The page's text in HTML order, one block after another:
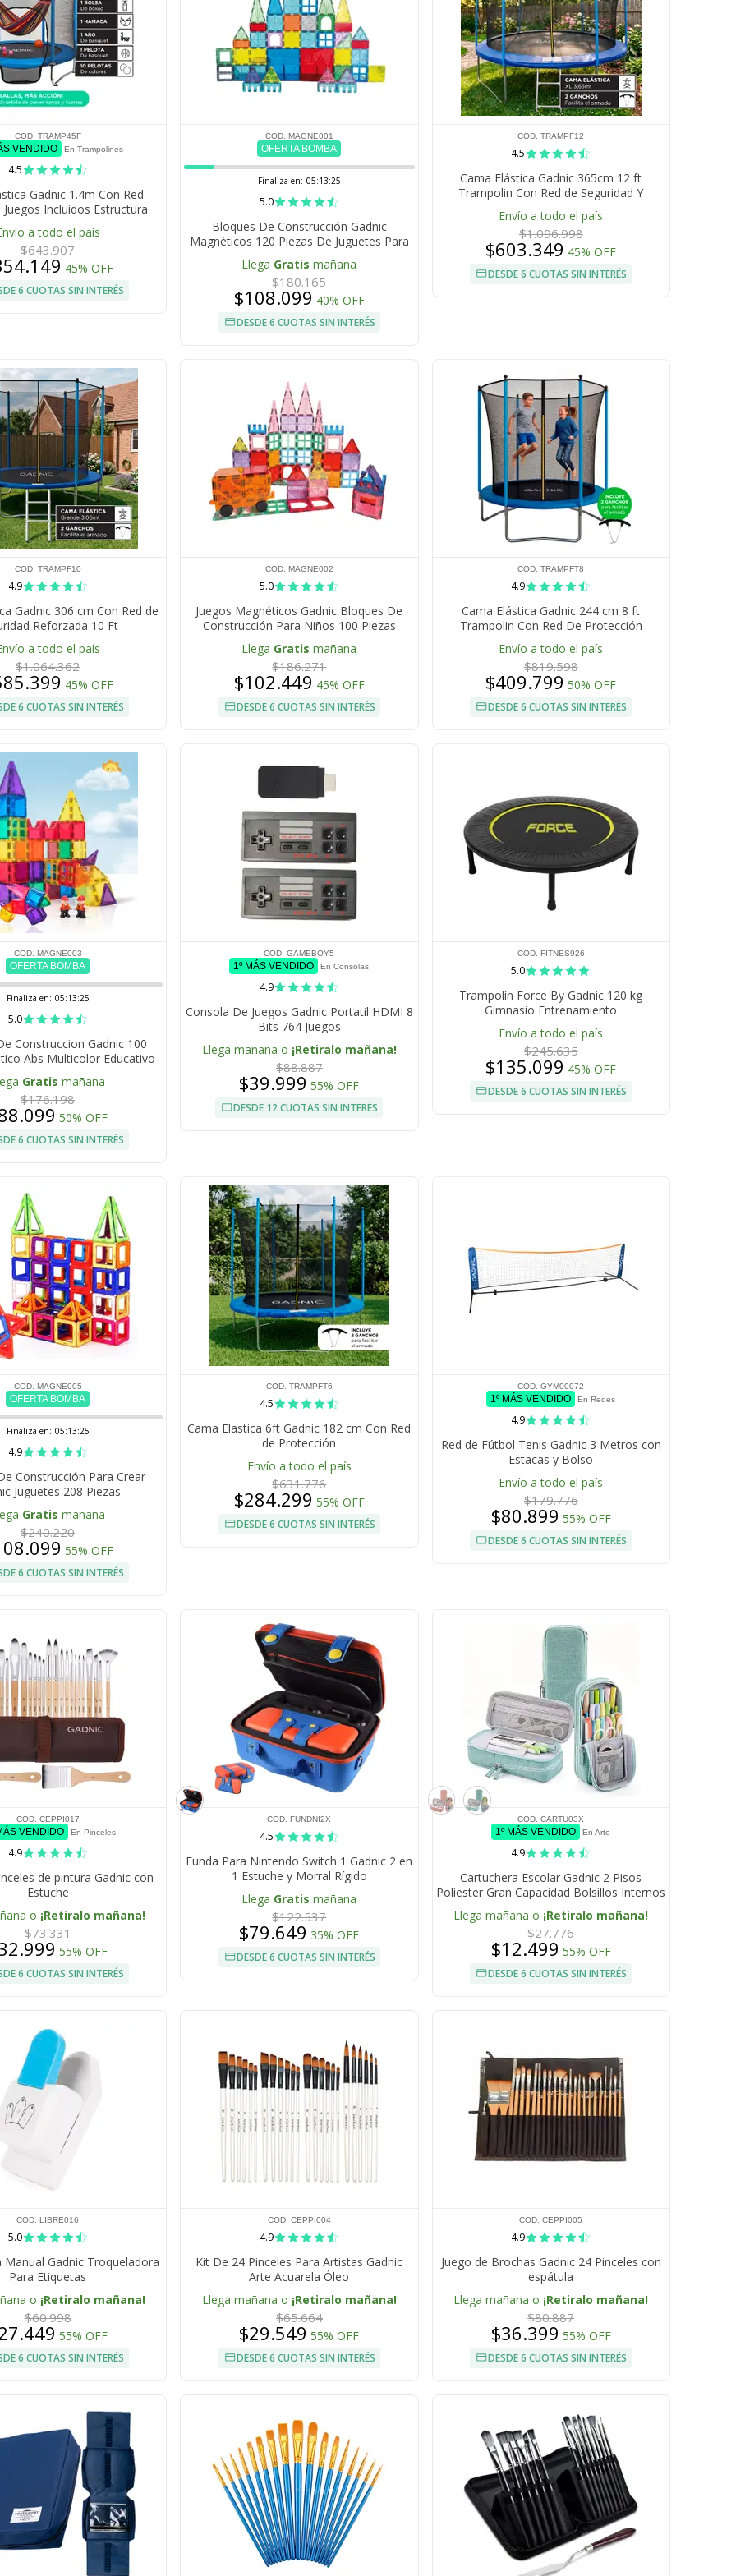
COD. TRAMP45F
VENDIDO En Trampolines
4.5
Gadnic 1.4m Con Red
Juegos Incluidos Estructura
Hasta 100kg Interior
a todo el país
$643.907
45% OFF
6 CUOTAS SIN INTERÉS
COD. MAGNE001
OFERTA BOMBA
Finaliza en: 05:13:24
5.0
Bloques De Construcción Gadnic
Magnéticos 120 Piezas De Juguetes Para
Niños
Llega Gratis mañana
$180.165
$108.099 40% OFF
DESDE 6 CUOTAS SIN INTERÉS
COD. TRAMPF12
4.5
Cama Elástica Gadnic 365cm 12 ft
Trampolin Con Red de Seguridad Y
Escalera Estructura Acero
Envío a todo el país
$1.096.998
$603.349 45% OFF
DESDE 6 CUOTAS SIN INTERÉS
COD. TRAMPF10
4.9
Gadnic 306 cm Con Red de
Reforzada 10 Ft
a todo el país
$1.064.362
45% OFF
6 CUOTAS SIN INTERÉS
COD. MAGNE002
5.0
Juegos Magnéticos Gadnic Bloques De
Construcción Para Niños 100 Piezas
Llega Gratis mañana
$186.271
$102.449 45% OFF
DESDE 6 CUOTAS SIN INTERÉS
COD. TRAMPFT8
4.9
Cama Elástica Gadnic 244 cm 8 ft
Trampolin Con Red De Protección
Estructura Acero
Envío a todo el país
$819.598
$409.799 50% OFF
DESDE 6 CUOTAS SIN INTERÉS
COD. MAGNE003
OFERTA BOMBA
Finaliza en: 05:13:24
5.0
Construccion Gadnic 100
Abs Multicolor Educativo
Infantil
Gratis mañana
$176.198
50% OFF
6 CUOTAS SIN INTERÉS
COD. GAMEBOY5
1º MÁS VENDIDO En Consolas
4.9
Consola De Juegos Gadnic Portatil HDMI 8
Bits 764 Juegos
Llega mañana o ¡Retiralo mañana!
$88.887
$39.999 55% OFF
DESDE 12 CUOTAS SIN INTERÉS
COD. FITNES926
5.0
Trampolín Force By Gadnic 120 kg
Gimnasio Entrenamiento
Envío a todo el país
$245.635
$135.099 45% OFF
DESDE 6 CUOTAS SIN INTERÉS
COD. MAGNE005
OFERTA BOMBA
Finaliza en: 05:13:24
4.9
Construcción Para Crear
Juguetes 208 Piezas
Gratis mañana
$240.220
55% OFF
6 CUOTAS SIN INTERÉS
COD. TRAMPFT6
4.5
Cama Elastica 6ft Gadnic 182 cm Con Red
de Protección
Envío a todo el país
$631.776
$284.299 55% OFF
DESDE 6 CUOTAS SIN INTERÉS
COD. GYM00072
1º MÁS VENDIDO En Redes
4.9
Red de Fútbol Tenis Gadnic 3 Metros con
Estacas y Bolso
Envío a todo el país
$179.776
$80.899 55% OFF
DESDE 6 CUOTAS SIN INTERÉS
COD. CEPPI017
VENDIDO En Pinceles
4.9
de pintura Gadnic con
Estuche
o ¡Retiralo mañana!
$73.331
55% OFF
6 CUOTAS SIN INTERÉS
COD. FUNDNI2X
4.5
Funda Para Nintendo Switch 1 Gadnic 2 en
1 Estuche y Morral Rígido
Llega Gratis mañana
$122.537
$79.649 35% OFF
DESDE 6 CUOTAS SIN INTERÉS
COD. CARTU03X
1º MÁS VENDIDO En Arte
4.9
Cartuchera Escolar Gadnic 2 Pisos
Poliester Gran Capacidad Bolsillos Internos
Cierres Resistentes Portatil
Llega mañana o ¡Retiralo mañana!
$27.776
$12.499 55% OFF
DESDE 6 CUOTAS SIN INTERÉS
COD. LIBRE016
5.0
Gadnic Troqueladora
Para Etiquetas
o ¡Retiralo mañana!
$60.998
55% OFF
6 CUOTAS SIN INTERÉS
COD. CEPPI004
4.9
Kit De 24 Pinceles Para Artistas Gadnic
Arte Acuarela Óleo
Llega mañana o ¡Retiralo mañana!
$65.664
$29.549 55% OFF
DESDE 6 CUOTAS SIN INTERÉS
COD. CEPPI005
4.9
Juego de Brochas Gadnic 24 Pinceles con
espátula
Llega mañana o ¡Retiralo mañana!
$80.887
$36.399 55% OFF
DESDE 6 CUOTAS SIN INTERÉS